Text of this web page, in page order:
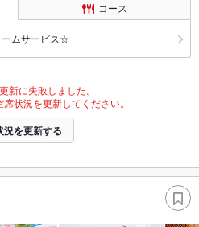
コース
ムサービス☆
新に失敗しました。
状況を更新してください。
況を更新する